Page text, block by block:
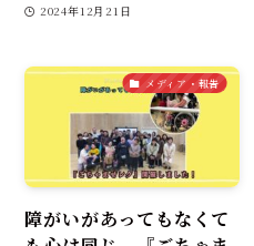
2024年12月21日
メディア・報告
障がいがあってもなくて